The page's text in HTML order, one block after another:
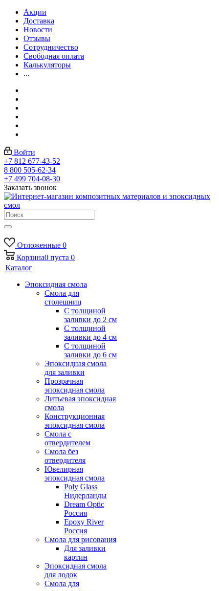
Акции
Доставка
Новости
Отзывы
Сотрудничество
Свободная оплата
Калькуляторы
...
Войти
+7 812 677-43-52
8 800 505-62-34
+7 499 704-08-30
Заказать звонок
Отложенные 0
Корзина0 пуста 0
Каталог
Эпоксидная смола
Смола для
столешниц
С толщиной
заливки до 2 см
С толщиной
заливки до 4 см
С толщиной
заливки до 6 см
Эпоксидная смола
для заливки
Прозрачная
эпоксидная смола
Литьевая эпоксидная
смола
Конструкционная
эпоксидная смола
Смола с
отвердителем
Смола без
отвердителя
Ювелирная
эпоксидная смола
Poly Glass
Нидерланды
Dream Optic
Россия
Epoxy River
Россия
Смола для рисования
Для заливки
картин
Эпоксидная смола
для лодок
Смола для